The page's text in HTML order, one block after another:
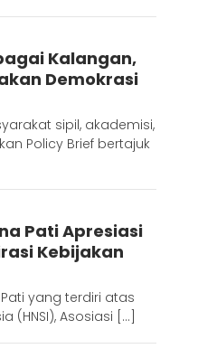
Kalangan,
Demokrasi
sipil, akademisi,
Policy Brief bertajuk
Pati Apresiasi
Kebijakan
yang terdiri atas
(HNSI), Asosiasi […]